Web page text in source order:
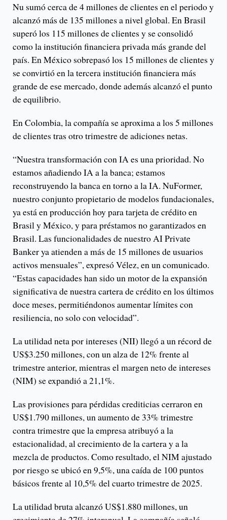
Nu sumó cerca de 4 millones de clientes en el periodo y
alcanzó más de 135 millones a nivel global. En Brasil
superó los 115 millones de clientes y se consolidó
como la institución financiera privada más grande del
país. En México sobrepasó los 15 millones de clientes y
se convirtió en la tercera institución financiera más
grande de ese mercado, donde además alcanzó el punto
de equilibrio.
En Colombia, la compañía se aproxima a los 5 millones
de clientes tras otro trimestre de adiciones netas.
“Nuestra transformación con IA es una prioridad. No
estamos añadiendo IA a la banca; estamos
reconstruyendo la banca en torno a la IA. NuFormer,
nuestro conjunto propietario de modelos fundacionales,
ya está en producción hoy para tarjeta de crédito en
Brasil y México, y para préstamos no garantizados en
Brasil. Las funcionalidades de nuestro AI Private
Banker ya atienden a más de 15 millones de usuarios
activos mensuales”, expresó Vélez, en un comunicado.
“Estas capacidades han sido un motor de la expansión
significativa de nuestra cartera de crédito en los últimos
doce meses, permitiéndonos aumentar límites con
resiliencia, no solo con velocidad”.
La utilidad neta por intereses (NII) llegó a un récord de
US$3.250 millones, con un alza de 12% frente al
trimestre anterior, mientras el margen neto de intereses
(NIM) se expandió a 21,1%.
Las provisiones para pérdidas crediticias cerraron en
US$1.790 millones, un aumento de 33% trimestre
contra trimestre que la empresa atribuyó a la
estacionalidad, al crecimiento de la cartera y a la
mezcla de productos. Como resultado, el NIM ajustado
por riesgo se ubicó en 9,5%, una caída de 100 puntos
básicos frente al 10,5% del cuarto trimestre de 2025.
La utilidad bruta alcanzó US$1.880 millones, un